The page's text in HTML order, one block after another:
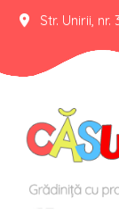
Str. Unirii, nr.